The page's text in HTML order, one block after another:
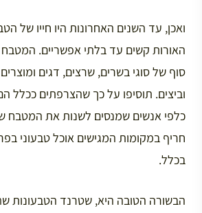
ואכן, עד השנים האחרונות היו חייו של
האורות קשים עד בלתי אפשריים. המטבח
סוף של סוגי בשרים, שרצים, דגים
וביצים. תוסיפו על כך שהצרפתים ככלל
כלפי אנשים שמנסים לשנות את המטבח
חריף במקומות המגישים אוכל טבעוני
בכלל.
הבשורה הטובה היא, שטרנד הטבעונות